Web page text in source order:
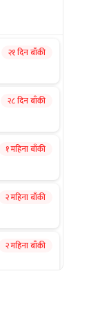
२१ दिन बाँकी
२८ दिन बाँकी
१ महिना बाँकी
२ महिना बाँकी
२ महिना बाँकी